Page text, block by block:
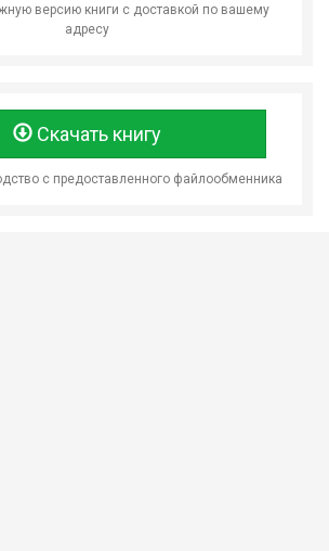
версию книги с доставкой по вашему
адресу
Скачать книгу
с предоставленного файлообменника